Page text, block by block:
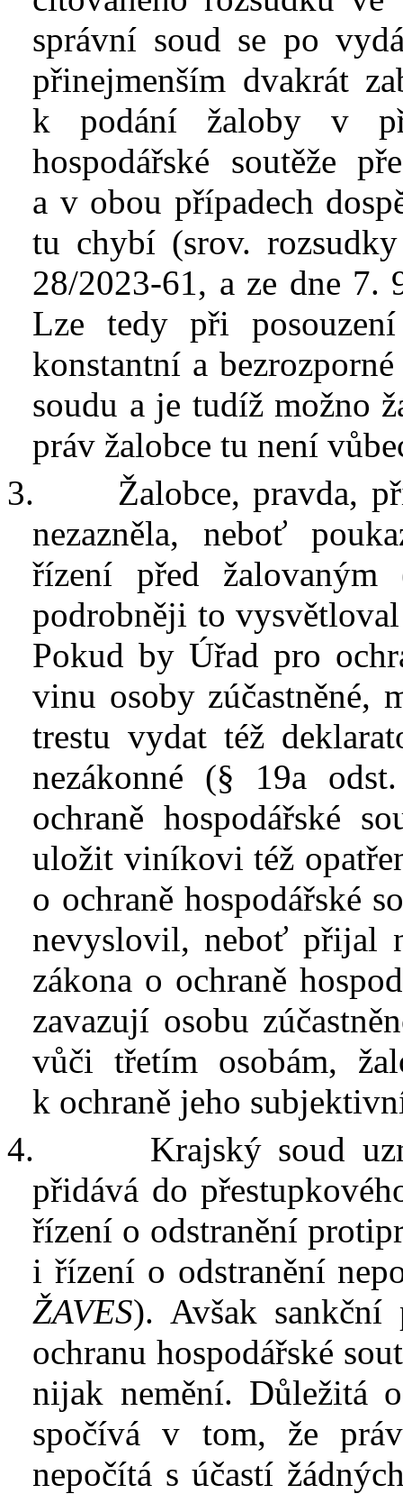
správní soud se po
přinejmenším dvakrát
k
podání žaloby v
hospodářské soutěže
a v obou případech
tu chybí (srov.
28/2023-61, a ze dne
Lze tedy při
konstantní a
soudu a je tudíž možno
práv žalobce tu není
3.
Žalobce, pravda,
nezazněla, neboť
řízení před
podrobněji to
Pokud by Úřad pro
vinu osoby zúčastněné,
trestu vydat též
nezákonné (§
19a
ochraně hospodářské
uložit viníkovi též
o ochraně hospodářské
nevyslovil, neboť přijal
zákona o ochraně
zavazují osobu
vůči třetím osobám,
k ochraně jeho
4.
Krajský soud
přidává do
řízení o odstranění
i řízení o odstranění
ŽAVES). Avšak sankční
ochranu hospodářské
nijak nemění. Důležitá
spočívá v tom, že
nepočítá s účastí